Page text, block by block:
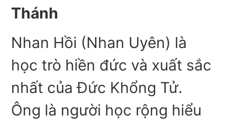
Thánh
Nhan Hồi (Nhan Uyên) là
học trò hiền đức và xuất sắc
nhất của Đức Khổng Tử.
Ông là người học rộng hiểu